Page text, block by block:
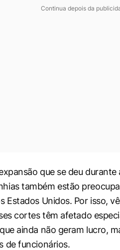
Continua depois da
que se deu
também estão
Estados Unidos. Por isso,
cortes têm afetado
ainda não geram lucro,
de funcionários.